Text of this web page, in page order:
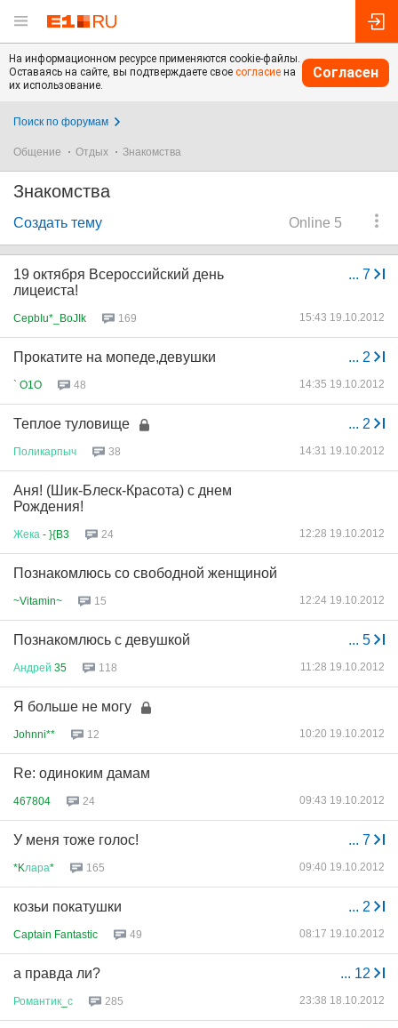
На информационном ресурсе применяются cookie-файлы.
Оставаясь на сайте, вы подтверждаете свое согласие на
их использование.
Согласен
Поиск по форумам
Общение Отдых Знакомства
Знакомства
Online 5
Создать тему
... 7
19 октября Всероссийский день
лицеиста!
CepbIu*_BoJIk 169 15:43 19.10.2012
... 2
Прокатите на мопеде,девушки
` O1O 48 14:35 19.10.2012
... 2
Теплое туловище
Поликарпыч 38 14:31 19.10.2012
Аня! (Шик-Блеск-Красота) с днем
Рождения!
Жека - }{B3 24 12:28 19.10.2012
Познакомлюсь со свободной женщиной
~Vitamin~ 15 12:24 19.10.2012
... 5
Познакомлюсь с девушкой
Андрей 35 118 11:28 19.10.2012
Я больше не могу
Johnni** 12 10:20 19.10.2012
Re: одиноким дамам
467804 24 09:43 19.10.2012
... 7
У меня тоже голос!
*Kлара* 165 09:40 19.10.2012
... 2
козьи покатушки
Captain Fantastic 49 08:17 19.10.2012
... 12
а правда ли?
Романтик с 285 23:38 18.10.2012